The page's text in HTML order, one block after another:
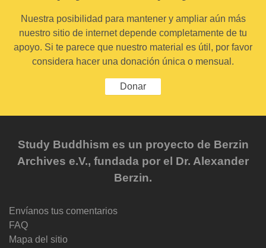
Nuestra posibilidad para mantener y ampliar aún más
nuestro sitio de internet depende completamente de tu
apoyo. Si te parece que nuestro material es útil, por favor
considera hacer una donación única o mensual.
Donar
Study Buddhism es un proyecto de Berzin
Archives e.V., fundada por el Dr. Alexander
Berzin.
Envíanos tus comentarios
FAQ
Mapa del sitio